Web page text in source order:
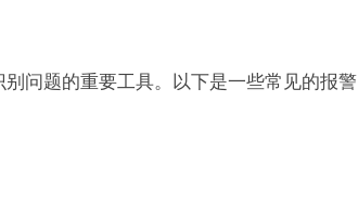
问题的重要工具。以下是一些常见的报警